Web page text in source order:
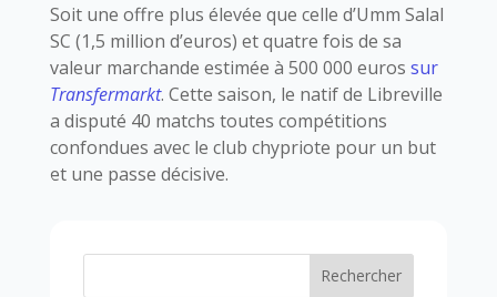
Soit une offre plus élevée que celle d’Umm Salal
SC (1,5 million d’euros) et quatre fois de sa
valeur marchande estimée à 500 000 euros sur
Transfermarkt. Cette saison, le natif de Libreville
a disputé 40 matchs toutes compétitions
confondues avec le club chypriote pour un but
et une passe décisive.
Rechercher